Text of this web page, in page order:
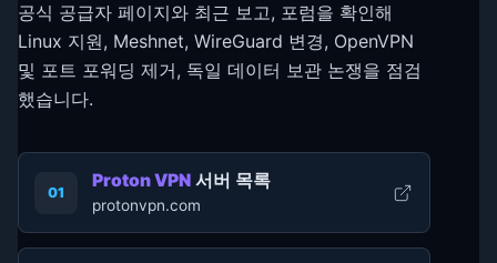
공식 공급자 페이지와 최근 보고, 포럼을 확인해
Linux 지원, Meshnet, WireGuard 변경, OpenVPN
및 포트 포워딩 제거, 독일 데이터 보관 논쟁을 점검
했습니다.
01
Proton VPN서버 목록
protonvpn.com